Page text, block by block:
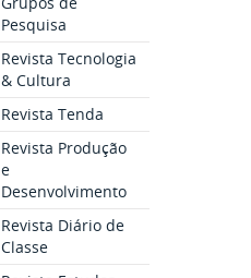
Pesquisa
Revista Tecnologia
& Cultura
Revista Tenda
Revista Produção
e
Desenvolvimento
Revista Diário de
Classe